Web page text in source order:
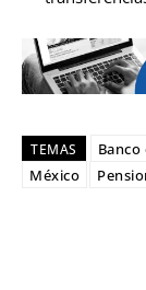
TEMAS
México